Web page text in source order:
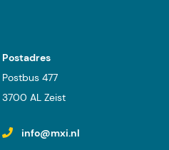
Postadres
Postbus 477
3700 AL Zeist
info@mxi.nl